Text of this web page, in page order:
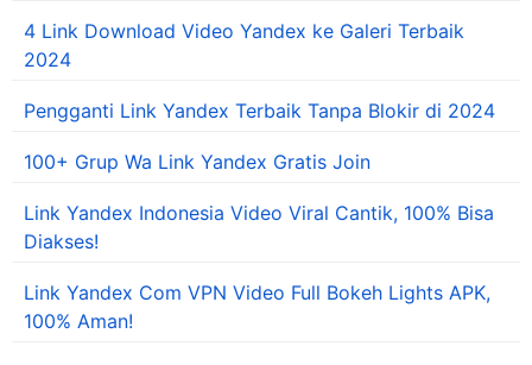
4 Link Download Video Yandex ke Galeri Terbaik
2024
Pengganti Link Yandex Terbaik Tanpa Blokir di 2024
100+ Grup Wa Link Yandex Gratis Join
Link Yandex Indonesia Video Viral Cantik, 100% Bisa
Diakses!
Link Yandex Com VPN Video Full Bokeh Lights APK,
100% Aman!